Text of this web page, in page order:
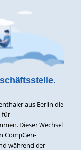
aus Berlin die
für
Dieser Wechsel
CompGen-
während der